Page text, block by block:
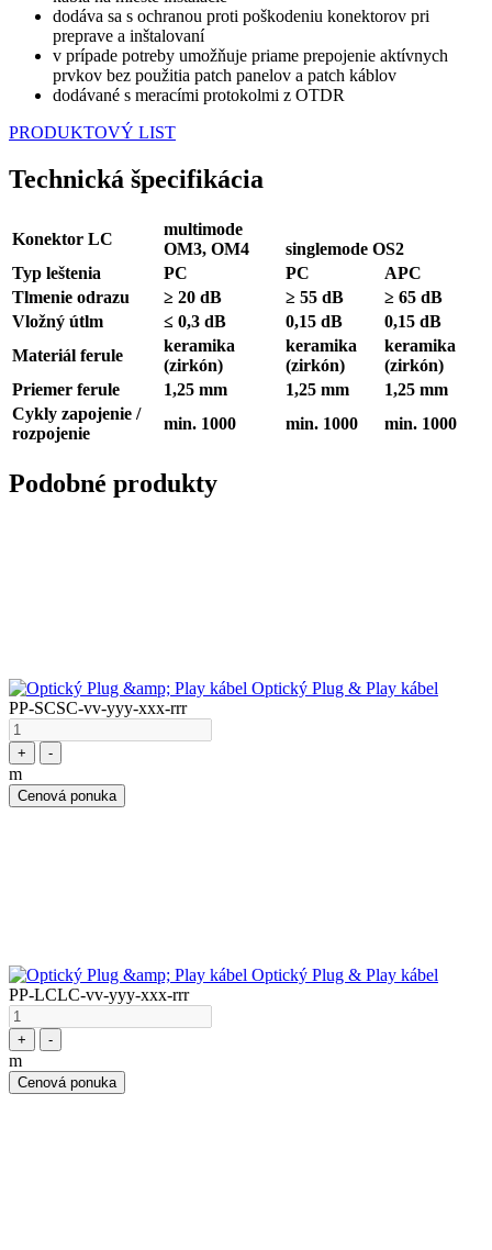
dodáva sa s ochranou proti poškodeniu konektorov pri
preprave a inštalovaní
v prípade potreby umožňuje priame prepojenie aktívnych
prvkov bez použitia patch panelov a patch káblov
dodávané s meracími protokolmi z OTDR
PRODUKTOVÝ LIST
Technická špecifikácia
Konektor LC
multimode
OM3, OM4
singlemode OS2
Typ leštenia
PC PC
APC
Tlmenie odrazu
≥ 20 dB ≥ 55 dB
≥ 65 dB
Vložný útlm
≤ 0,3 dB 0,15 dB
0,15 dB
Materiál ferule
keramika
(zirkón)
keramika
(zirkón)
keramika
(zirkón)
Priemer ferule
1,25 mm 1,25 mm
1,25 mm
Cykly zapojenie /
rozpojenie
min. 1000 min. 1000 min. 1000
Podobné produkty
Optický Plug & Play kábel
PP-SCSC-vv-yyy-xxx-rrr
+ -
m
Cenová ponuka
Optický Plug & Play kábel
PP-LCLC-vv-yyy-xxx-rrr
+ -
m
Cenová ponuka